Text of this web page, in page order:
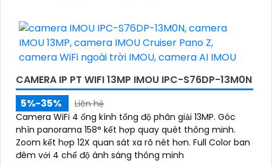
CAMERA IP PT WIFI 13MP IMOU IPC-S76DP-13M0N
5%-35%
Liên hệ
Camera WiFi 4 ống kính tổng độ phân giải 13MP. Góc
nhìn panorama 158° kết hợp quay quét thông minh.
Zoom kết hợp 12X quan sát xa rõ nét hơn. Full Color ban
đêm với 4 chế độ ánh sáng thông minh